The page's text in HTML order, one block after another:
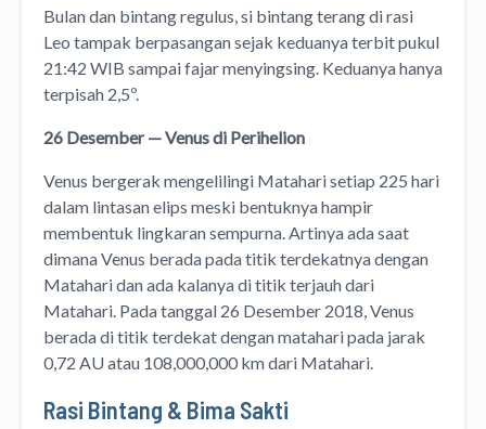
Bulan dan bintang regulus, si bintang terang di rasi
Leo tampak berpasangan sejak keduanya terbit pukul
21:42 WIB sampai fajar menyingsing. Keduanya hanya
terpisah 2,5º.
26 Desember — Venus di Perihelion
Venus bergerak mengelilingi Matahari setiap 225 hari
dalam lintasan elips meski bentuknya hampir
membentuk lingkaran sempurna. Artinya ada saat
dimana Venus berada pada titik terdekatnya dengan
Matahari dan ada kalanya di titik terjauh dari
Matahari. Pada tanggal 26 Desember 2018, Venus
berada di titik terdekat dengan matahari pada jarak
0,72 AU atau 108,000,000 km dari Matahari.
Rasi Bintang & Bima Sakti